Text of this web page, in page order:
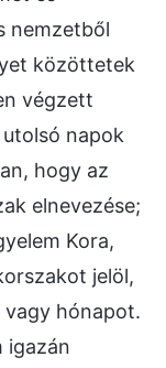
nemzetből
közöttetek
végzett
napok
hogy az
elnevezése;
Kora,
jelöl,
vagy hónapot.
igazán